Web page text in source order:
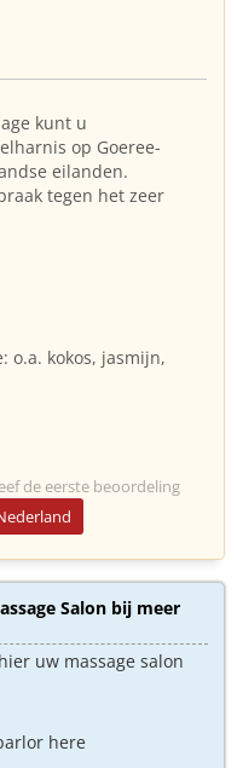
kunt u
op Goeree-
eilanden.
tegen het zeer
o.a. kokos, jasmijn,
de eerste beoordeling
Salon bij meer
uw massage salon
here